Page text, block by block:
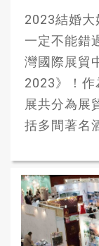
2023結婚大
一定不能錯
灣國際展貿
2023》！
展共分為展
括多間著名